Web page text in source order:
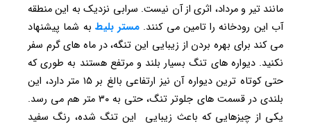
مانند تیر و مرداد، اثری از آن نیست. سرابی نزدیک به این منطقه
آب این رودخانه را تامین می کنند. مستر بلیط به شما پیشنهاد
می کند برای بهره بردن از زیبایی این تنگه، در ماه های گرم سفر
نکنید. دیواره های تنگ بسیار بلند و مرتفع هستند به طوری که
حتی کوتاه ترین دیواره آن نیز ارتفاعی بالغ بر ۱۵ متر دارد،‌ این
بلندی در قسمت های جلوتر تنگ، حتی به ۳۰ متر هم می رسد.
یکی از چیزهایی که باعث زیبایی این تنگ شده، رنگ سفید